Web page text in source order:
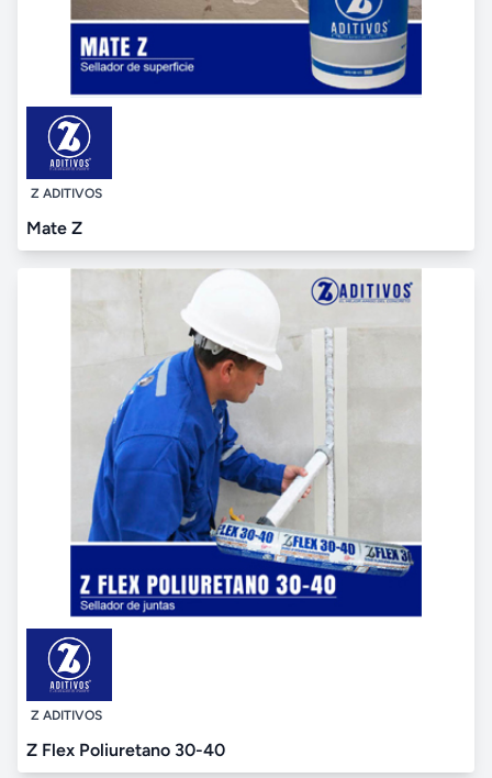
Z ADITIVOS
Mate Z
Z ADITIVOS
Z Flex Poliuretano 30-40